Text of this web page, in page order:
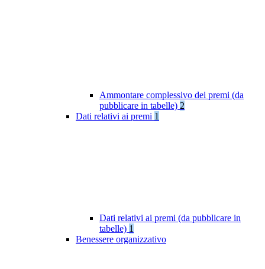
Ammontare complessivo dei premi (da
pubblicare in tabelle) 2
Dati relativi ai premi 1
Dati relativi ai premi (da pubblicare in
tabelle) 1
Benessere organizzativo